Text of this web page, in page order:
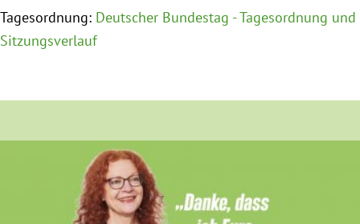
Ämter, Funktionen und Einkünfte
Patenschaftsprogramm
Tagesordnung: Deutscher Bundestag - Tagesordnung und
Sitzungsverlauf